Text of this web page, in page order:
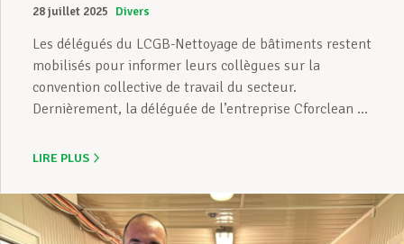
28 juillet 2025 Divers
Les délégués du LCGB-Nettoyage de bâtiments restent
mobilisés pour informer leurs collègues sur la
convention collective de travail du secteur.
Dernièrement, la déléguée de l’entreprise Cforclean ...
LIRE PLUS